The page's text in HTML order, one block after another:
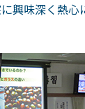
興味深く熱心